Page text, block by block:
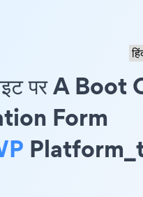
पर A Boot
Form